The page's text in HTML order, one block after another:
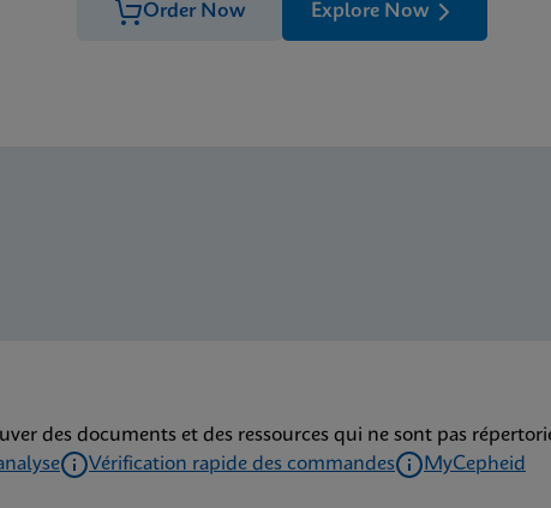
Order Now Explore Now
des documents et des ressources qui ne sont pas
Vérification rapide des commandes MyCepheid